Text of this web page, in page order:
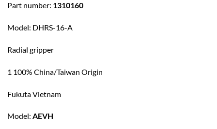
Part number: 1310160
Model: DHRS-16-A
Radial gripper
1 100% China/Taiwan Origin
Fukuta Vietnam
Model: AEVH